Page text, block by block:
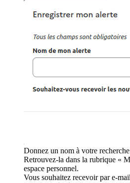
Donnez un nom à votre
Retrouvez-la dans la rubrique «
espace personnel.
Vous souhaitez recevoir par e-